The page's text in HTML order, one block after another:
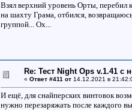
Взял верхний уровень Орты, перебил
на шахту Грама, отбился,
группой... Ох...
Re: Тест Night Ops v.1.41 с
« Ответ #411 от14.12.2021 в
И ещё, для снайперских винтовок
нужно перезаряжать после каждого